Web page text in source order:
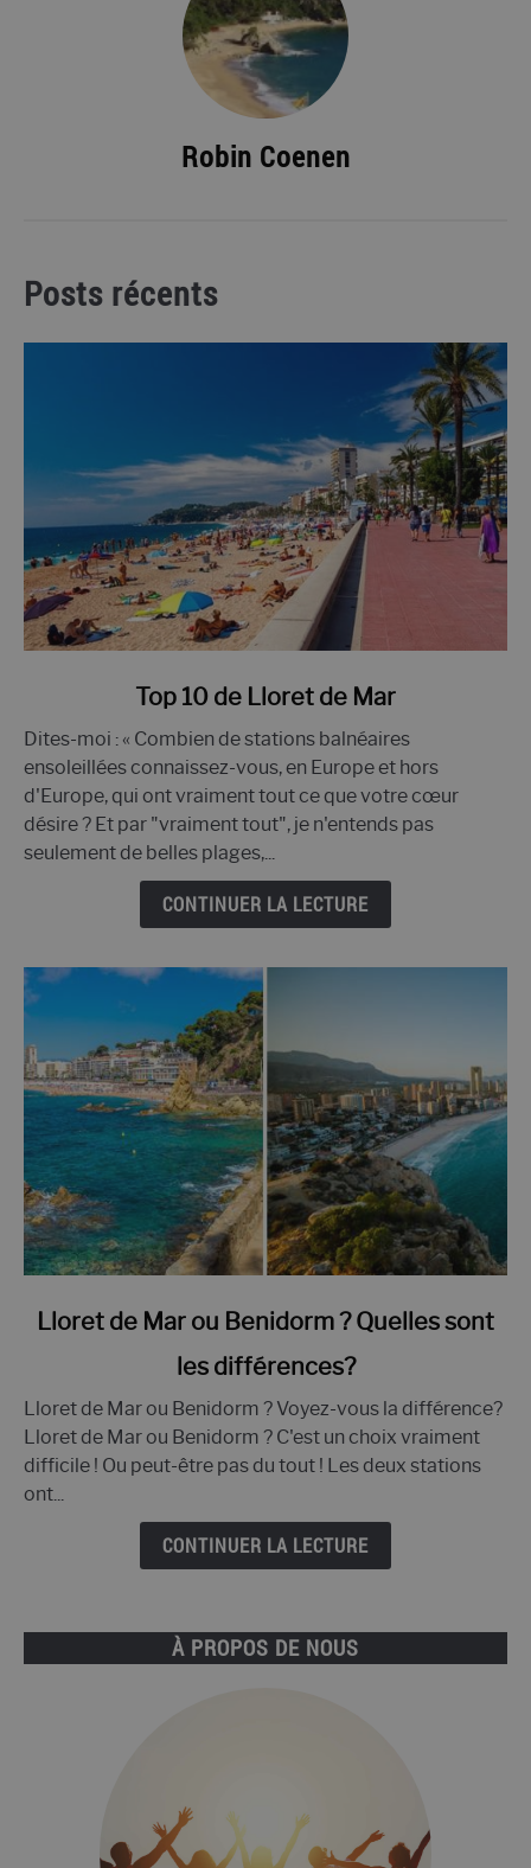
Robin Coenen
Posts récents
le
Top
10
de
Lloret
Top 10 de Lloret de Mar
Dites-moi : « Combien de stations balnéaires
ensoleillées connaissez-vous, en Europe et hors
d'Europe, qui ont vraiment tout ce que votre cœur
désire ? Et par "vraiment tout", je n'entends pas
seulement de belles plages,...
CONTINUER LA LECTURE
lien
de
Mar
ou
Benidorm
Lloret de Mar ou Benidorm ? Quelles sont
les différences?
Lloret de Mar ou Benidorm ? Voyez-vous la différence?
Lloret de Mar ou Benidorm ? C'est un choix vraiment
difficile ! Ou peut-être pas du tout ! Les deux stations
ont...
CONTINUER LA LECTURE
À PROPOS DE NOUS